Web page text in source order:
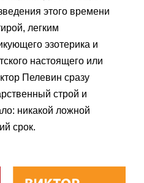
этого времени
легким
эзотерика и
настоящего или
Пелевин сразу
строй и
никакой ложной
срок.